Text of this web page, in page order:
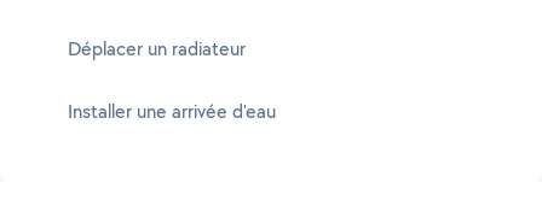
Déplacer un radiateur
Installer une arrivée d'eau